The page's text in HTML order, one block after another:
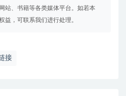
站、书籍等各类媒体平台。如若本
益，可联系我们进行处理。
接